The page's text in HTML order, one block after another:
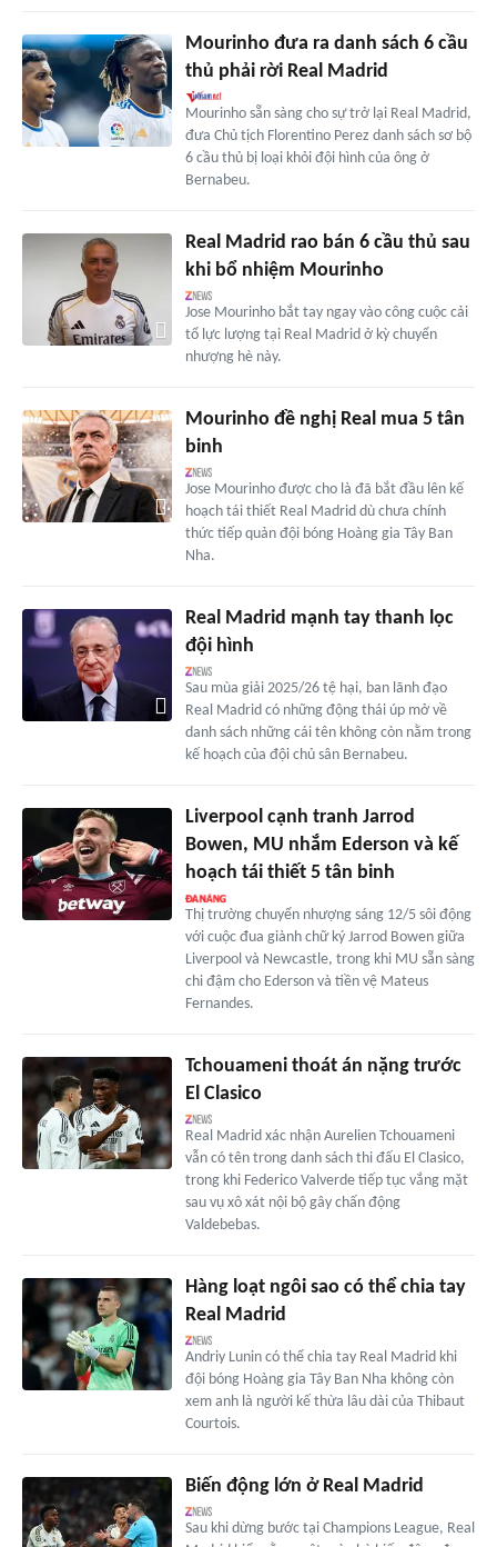
Mourinho đưa ra danh sách 6 cầu
thủ phải rời Real Madrid
Mourinho sẵn sàng cho sự trở lại Real Madrid,
đưa Chủ tịch Florentino Perez danh sách sơ bộ
6 cầu thủ bị loại khỏi đội hình của ông ở
Bernabeu.
Real Madrid rao bán 6 cầu thủ sau
khi bổ nhiệm Mourinho
Jose Mourinho bắt tay ngay vào công cuộc cải
tổ lực lượng tại Real Madrid ở kỳ chuyển
nhượng hè này.
Mourinho đề nghị Real mua 5 tân
binh
Jose Mourinho được cho là đã bắt đầu lên kế
hoạch tái thiết Real Madrid dù chưa chính
thức tiếp quản đội bóng Hoàng gia Tây Ban
Nha.
Real Madrid mạnh tay thanh lọc
đội hình
Sau mùa giải 2025/26 tệ hại, ban lãnh đạo
Real Madrid có những động thái úp mở về
danh sách những cái tên không còn nằm trong
kế hoạch của đội chủ sân Bernabeu.
Liverpool cạnh tranh Jarrod
Bowen, MU nhắm Ederson và kế
hoạch tái thiết 5 tân binh
Thị trường chuyển nhượng sáng 12/5 sôi động
với cuộc đua giành chữ ký Jarrod Bowen giữa
Liverpool và Newcastle, trong khi MU sẵn sàng
chi đậm cho Ederson và tiền vệ Mateus
Fernandes.
Tchouameni thoát án nặng trước
El Clasico
Real Madrid xác nhận Aurelien Tchouameni
vẫn có tên trong danh sách thi đấu El Clasico,
trong khi Federico Valverde tiếp tục vắng mặt
sau vụ xô xát nội bộ gây chấn động
Valdebebas.
Hàng loạt ngôi sao có thể chia tay
Real Madrid
Andriy Lunin có thể chia tay Real Madrid khi
đội bóng Hoàng gia Tây Ban Nha không còn
xem anh là người kế thừa lâu dài của Thibaut
Courtois.
Biến động lớn ở Real Madrid
Sau khi dừng bước tại Champions League, Real